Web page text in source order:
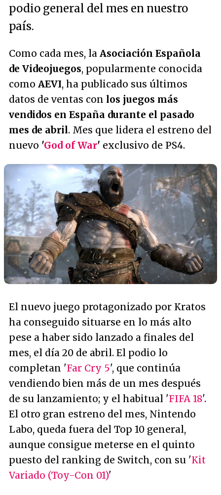
podio general del mes en nuestro
país.
Como cada mes, la Asociación Española
de Videojuegos, popularmente conocida
como AEVI, ha publicado sus últimos
datos de ventas con los juegos más
vendidos en España durante el pasado
mes de abril. Mes que lidera el estreno del
nuevo 'God of War' exclusivo de PS4.
El nuevo juego protagonizado por Kratos
ha conseguido situarse en lo más alto
pese a haber sido lanzado a finales del
mes, el día 20 de abril. El podio lo
completan 'Far Cry 5', que continúa
vendiendo bien más de un mes después
de su lanzamiento; y el habitual 'FIFA 18'.
El otro gran estreno del mes, Nintendo
Labo, queda fuera del Top 10 general,
aunque consigue meterse en el quinto
puesto del ranking de Switch, con su 'Kit
Variado (Toy-Con 01)'